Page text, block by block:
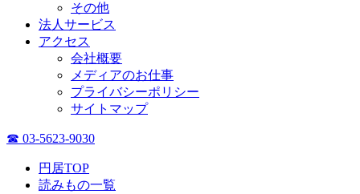
その他
法人サービス
アクセス
会社概要
メディアのお仕事
プライバシーポリシー
サイトマップ
☎ 03-5623-9030
円居TOP
読みもの一覧